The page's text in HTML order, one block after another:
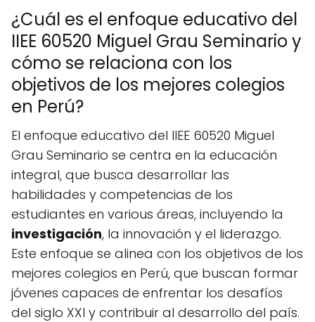
¿Cuál es el enfoque educativo del
IIEE 60520 Miguel Grau Seminario y
cómo se relaciona con los
objetivos de los mejores colegios
en Perú?
El enfoque educativo del IIEE 60520 Miguel
Grau Seminario se centra en la educación
integral, que busca desarrollar las
habilidades y competencias de los
estudiantes en various áreas, incluyendo la
investigación, la innovación y el liderazgo.
Este enfoque se alinea con los objetivos de los
mejores colegios en Perú, que buscan formar
jóvenes capaces de enfrentar los desafíos
del siglo XXI y contribuir al desarrollo del país.